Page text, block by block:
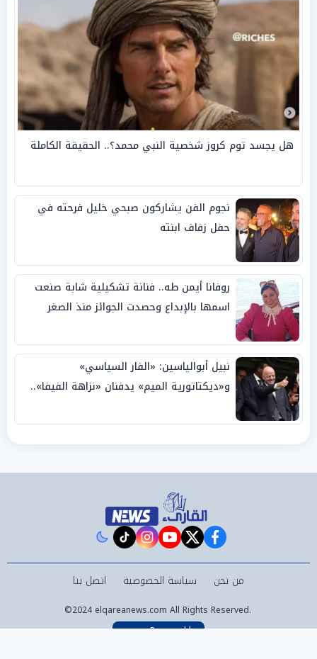
هل يجسد توم كروز شخصية النبي محمد؟.. الحقيقة الكاملة
نجوم الفن يشاركون صبحي خليل فرحته في
حفل زفاف ابنته
روفانا أيمن طه.. فنانة تشكيلية شابة صنعت
اسمها بالإبداع وحصدت الجوائز منذ الصغر
نبيل أبوالياسين: «الفار السياسي»
و«ديكتاتورية الميم» يدفنان «نزاهة الفيفا»..
facebook
twitter
youtube
instagram
tiktok
من نحن سياسة الخصوصية اتصل بنا
©2024 elqareanews.com All Rights Reserved.
Powered by